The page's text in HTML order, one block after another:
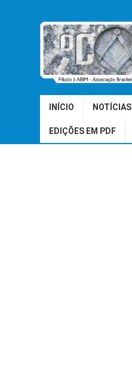
INÍCIO NOTÍCIAS
EDIÇÕES EM PDF